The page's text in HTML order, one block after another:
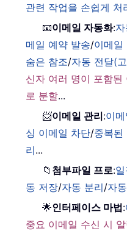
관련 작업을 손쉽게 처
📧이메일 자동화:
메일 예약 발송/이메일
숨은 참조/자동 전달(
신자 여러 명이 포함된
로 분할...
📨이메일 관리:이
싱 이메일 차단/중복된
리...
📁 첨부파일 프로:
동 저장/자동 분리/자
🌟인터페이스 마법:
중요 이메일 수신 시 알